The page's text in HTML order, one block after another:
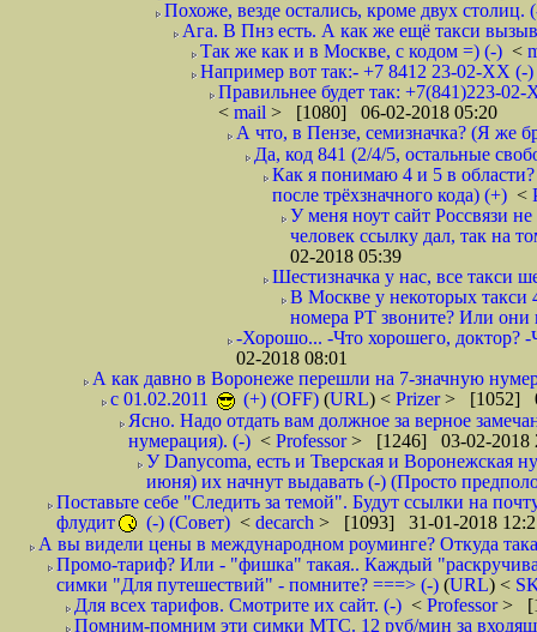
Похоже, везде остались, кроме двух
Ага. В Пнз есть. А как же ещё такси
Так же как и в Москве, с кодом =) (-) <
Например вот так:- +7 8412 23-02-ХХ (-
Правильнее будет так: +7(841)223-
< mail > [1080] 06-02-2018 05:20
А что, в Пензе, семизначка? (Я же
Да, код 841 (2/4/5, остальные
Как я понимаю 4 и 5 в
после трёхзначного кода) (+) <
У меня ноут сайт Россвязи
человек ссылку дал, так на
02-2018 05:39
Шестизначка у нас, все такси
В Москве у некоторых такси
номера РТ звоните? Или они
-Хорошо... -Что хорошего, доктор?
02-2018 08:01
А как давно в Воронеже перешли на 7-значную
с 01.02.2011
(+) (OFF) (URL) < Prizer> [1052]
Ясно. Надо отдать вам должное за верное
нумерация). (-) < Professor> [1246] 03-02-2018
У Danycoma, есть и Тверская и Воронежская
июня) их начнут выдавать (-) (Просто
Поставьте себе "Следить за темой". Будут ссылки на
флудит
(-) (Совет) < decarch > [1093] 31-01-2018
А вы видели цены в международном роуминге? Откуда
Промо-тариф? Или - "фишка" такая.. Каждый
симки "Для путешествий" - помните? ===> (-) (URL) <
Для всех тарифов. Смотрите их сайт. (-) < Professor>
Помним-помним эти симки МТС. 12 руб/мин за